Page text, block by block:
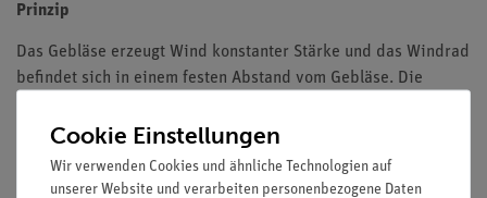
Prinzip
Das Gebläse erzeugt Wind konstanter Stärke und das Windrad
befindet sich in einem festen Abstand vom Gebläse. Die
Untersuche, wie sich die vom Windrad erzeugte Spannung bei
unterschiedlichen Windrichtungen verhält. Führe die Messung
für zwei Windgeschwindigkeiten (Spannungen am Gebläse)
Cookie Einstellungen
Wir verwenden Cookies und ähnliche Technologien auf
unserer Website und verarbeiten personenbezogene Daten